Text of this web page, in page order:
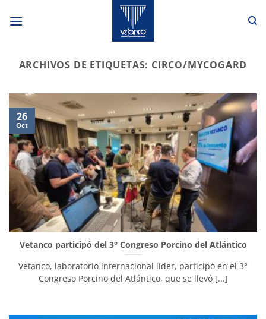
ARCHIVOS DE ETIQUETAS: CIRCO/MYCOGARD
Vetanco participó del 3° Congreso Porcino del Atlántico
Vetanco, laboratorio internacional líder, participó en el 3°
Congreso Porcino del Atlántico, que se llevó [...]
26
Oct